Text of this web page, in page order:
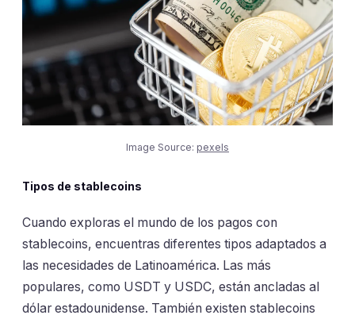
Image Source: pexels
Tipos de stablecoins
Cuando exploras el mundo de los pagos con
stablecoins, encuentras diferentes tipos adaptados a
las necesidades de Latinoamérica. Las más
populares, como USDT y USDC, están ancladas al
dólar estadounidense. También existen stablecoins